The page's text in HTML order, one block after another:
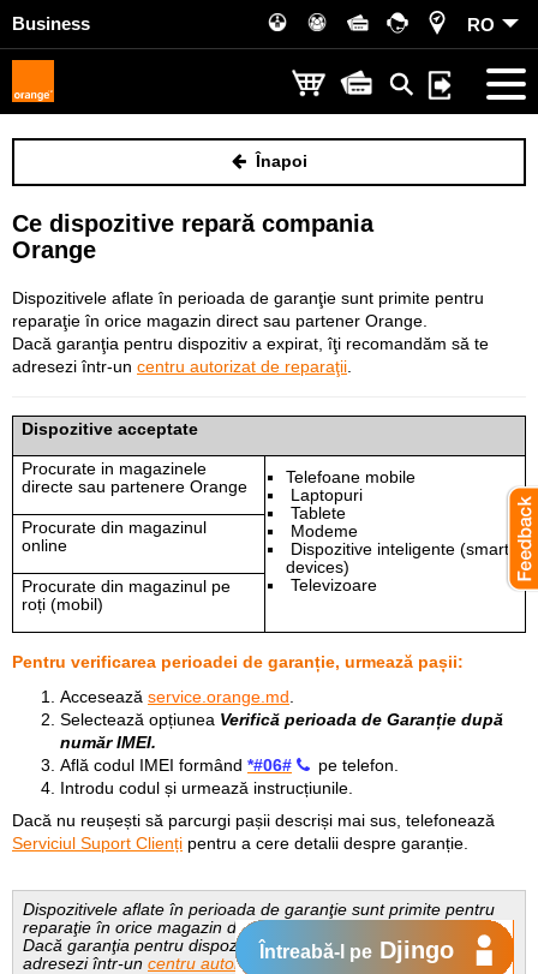
Business RO
Înapoi
Ce dispozitive repară compania
Orange
Dispozitivele aflate în perioada de garanţie sunt primite pentru
reparaţie în orice magazin direct sau partener Orange.
Dacă garanţia pentru dispozitiv a expirat, îţi recomandăm să te
adresezi într-un centru autorizat de reparaţii
Dispozitive acceptate
Procurate in magazinele
directe sau partenere Orange
Telefoane mobile
Laptopuri
Tablete
Modeme
Dispozitive inteligente (smart
devices)
Televizoare
Procurate din magazinul
online
Procurate din magazinul pe
roți (mobil)
Pentru verificarea perioadei de garanție, urmează pașii:
Accesează service.orange.md
Selectează opțiunea Verifică perioada de Garanție după
număr IMEI.
Află codul IMEI formând *#06#
pe telefon.
Introdu codul și urmează instrucțiunile.
Dacă nu reușești să parcurgi pașii descriși mai sus, telefonează
Serviciul Suport Clienți pentru a cere detalii despre garanție.
Dispozitivele aflate în perioada de garanţie sunt primite pentru
reparaţie în orice magazin direct sau partener Orange.
Dacă garanţia pentru dispozitiv a expirat, îţi recomandăm să te
adresezi într-un centru autorizat de reparaţii.
Întreabă-l pe Djingo